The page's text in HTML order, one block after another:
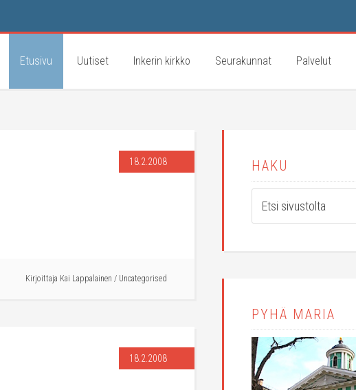
Etusivu Uutiset Inkerin kirkko Seurakunnat Palvelut
18.2.2008
Kirjoittaja Kai Lappalainen / Uncategorised
18.2.2008
HAKU
PYHÄ MARIA